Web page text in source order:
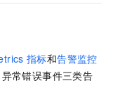
指标和告警监控
常错误事件三类告